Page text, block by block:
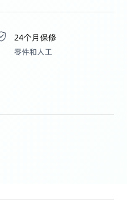
24个月保修
零件和人工